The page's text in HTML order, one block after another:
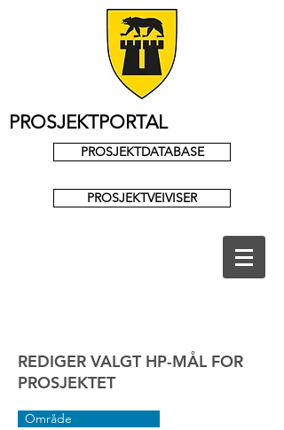
PROSJEKTPORTAL
PROSJEKTDATABASE
PROSJEKTVEIVISER
REDIGER VALGT HP-MÅL FOR
PROSJEKTET
Område